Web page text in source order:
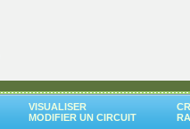
VISUALISER
MODIFIER UN CIRCUIT